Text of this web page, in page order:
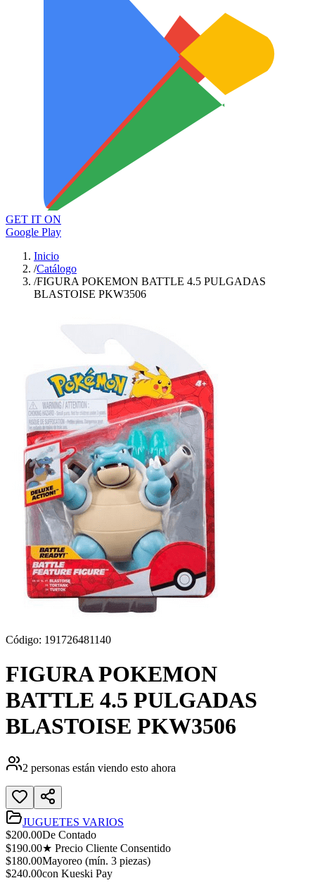
GET IT ON
Google Play
Inicio
/Catálogo
/FIGURA POKEMON BATTLE 4.5 PULGADAS
BLASTOISE PKW3506
Código: 191726481140
FIGURA POKEMON
BATTLE 4.5 PULGADAS
BLASTOISE PKW3506
2 personas están viendo esto ahora
JUGUETES VARIOS
$200.00De Contado
$190.00★ Precio Cliente Consentido
$180.00Mayoreo (mín. 3 piezas)
$240.00con Kueski Pay